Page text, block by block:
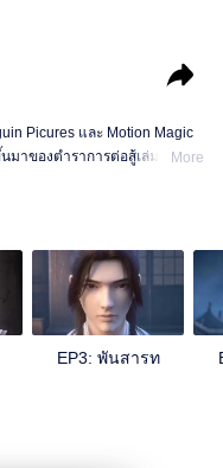
มาของตำราการต่อสู้เล่มหนึ่งที่
More
EP3: พันสารท